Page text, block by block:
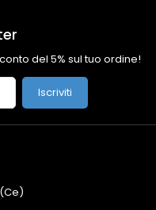
del 5% sul tuo ordine!
Iscriviti